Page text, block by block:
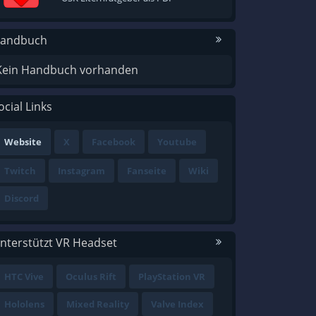
Handbuch vorhanden
Links
Website X Facebook Youtube
Twitch Instagram Fanseite Wiki
Discord
VR Headset
HTC Vive Oculus Rift PlayStation VR
Hololens Mixed Reality Valve Index